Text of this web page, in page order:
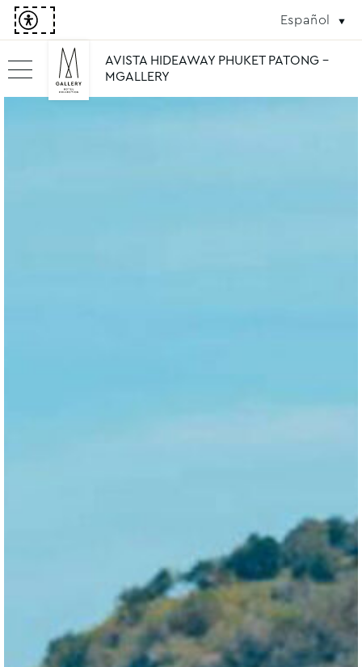
Español
AVISTA HIDEAWAY PHUKET PATONG -
MGALLERY